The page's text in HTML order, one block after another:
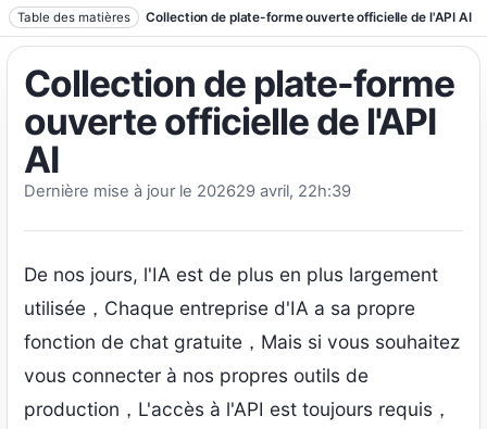
Aller au texte
Table des matières Collection de plate-forme ouverte officielle de l'API AI
Collection de plate-forme
ouverte officielle de l'API
AI
Dernière mise à jour le 202629 avril, 22h:39
De nos jours, l'IA est de plus en plus largement
utilisée，Chaque entreprise d'IA a sa propre
fonction de chat gratuite，Mais si vous souhaitez
vous connecter à nos propres outils de
production，L'accès à l'API est toujours requis，